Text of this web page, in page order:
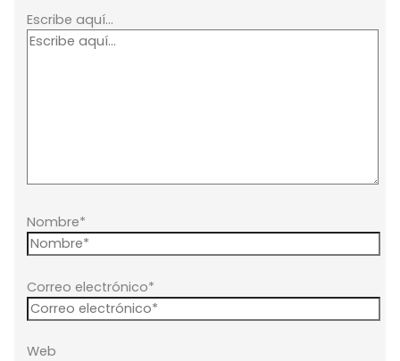
Escribe aquí...
Nombre*
Correo electrónico*
Web